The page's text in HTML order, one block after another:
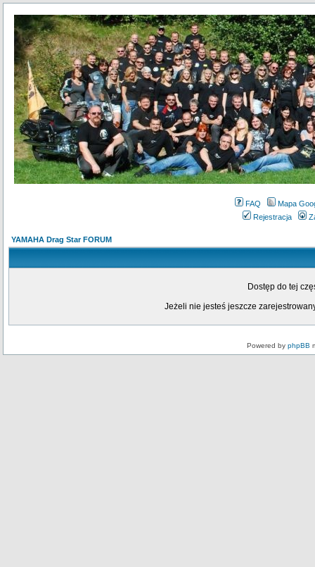
FAQ
Mapa
Rejestracja
YAMAHA Drag Star FORUM
Dostęp do tej
Jeżeli nie jesteś jeszcze
Powered by phpBB